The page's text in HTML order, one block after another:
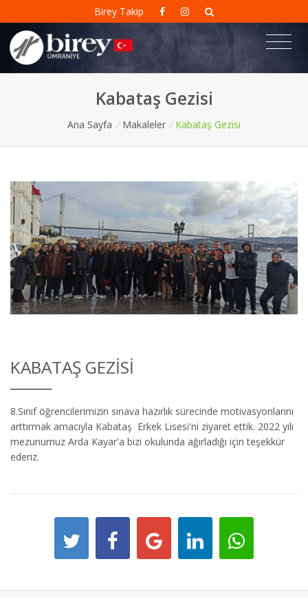
Birey Takip
Kabataş Gezisi
Ana Sayfa / Makaleler / Kabataş Gezisi
KABATAŞ GEZISI
8.Sınıf öğrencilerimizin sınava hazırlık sürecinde motivasyonlarını
arttırmak amacıyla Kabataş Erkek Lisesi'ni ziyaret ettik. 2022 yılı
mezunumuz Arda Kayar'a bizi okulunda ağırladığı için teşekkür
ederiz.